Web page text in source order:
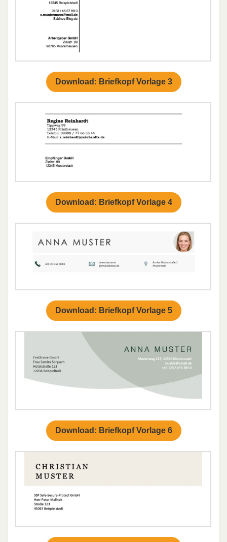
Download: Briefkopf Vorlage 3
Download: Briefkopf Vorlage 4
Download: Briefkopf Vorlage 5
Download: Briefkopf Vorlage 6